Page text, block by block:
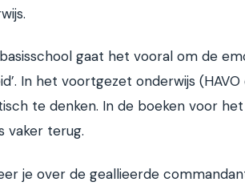
gaat het vooral om de
In het voortgezet onderwijs
te denken. In de boeken voor
vaker terug.
je over de geallieerde